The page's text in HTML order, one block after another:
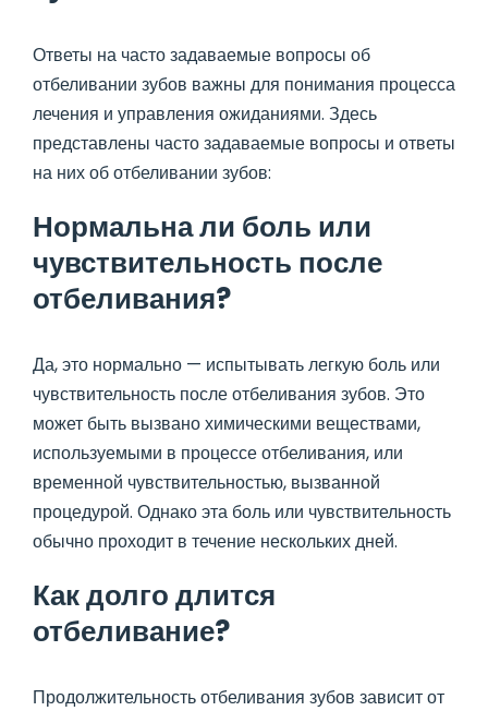
Ответы на часто задаваемые вопросы об
отбеливании зубов важны для понимания процесса
лечения и управления ожиданиями. Здесь
представлены часто задаваемые вопросы и ответы
на них об отбеливании зубов:
Нормальна ли боль или
чувствительность после
отбеливания?
Да, это нормально — испытывать легкую боль или
чувствительность после отбеливания зубов. Это
может быть вызвано химическими веществами,
используемыми в процессе отбеливания, или
временной чувствительностью, вызванной
процедурой. Однако эта боль или чувствительность
обычно проходит в течение нескольких дней.
Как долго длится
отбеливание?
Продолжительность отбеливания зубов зависит от